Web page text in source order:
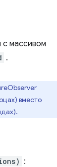
с массивом
.
вместо
: